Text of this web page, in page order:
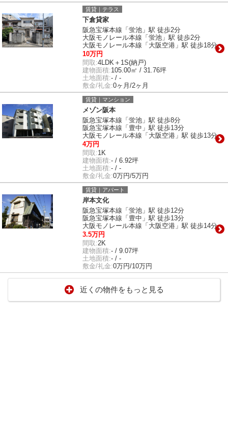
賃貸｜テラス
下倉貸家
阪急宝塚本線「蛍池」駅 徒歩2分
大阪モノレール本線「蛍池」駅 徒歩2分
大阪モノレール本線「大阪空港」駅 徒歩18分
10万円
間取:4LDK＋1S(納戸)
建物面積:105.00㎡ / 31.76坪
土地面積:- / -
敷金/礼金:0ヶ月/2ヶ月
賃貸｜マンション
メゾン阪本
阪急宝塚本線「蛍池」駅 徒歩8分
阪急宝塚本線「豊中」駅 徒歩13分
大阪モノレール本線「大阪空港」駅 徒歩13分
4万円
間取:1K
建物面積:- / 6.92坪
土地面積:- / -
敷金/礼金:0万円/5万円
賃貸｜アパート
岸本文化
阪急宝塚本線「蛍池」駅 徒歩12分
阪急宝塚本線「豊中」駅 徒歩13分
大阪モノレール本線「大阪空港」駅 徒歩14分
3.5万円
間取:2K
建物面積:- / 9.07坪
土地面積:- / -
敷金/礼金:0万円/10万円
近くの物件をもっと見る